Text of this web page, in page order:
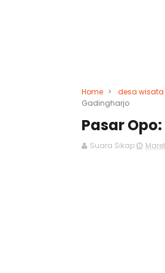
Home > desa wisata
Gadingharjo
Pasar
Suara Sikap